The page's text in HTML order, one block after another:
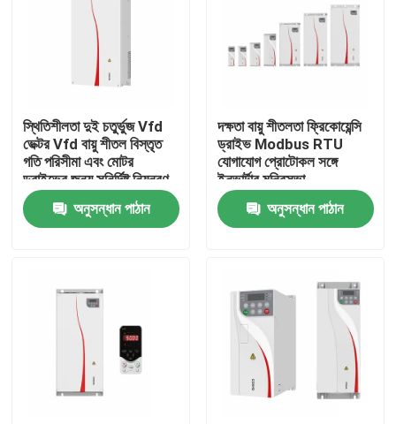
আমাদের সম্পর্কে
কারখানা পরিদর্শন
গুণমান নিয়ন্ত্রণ
একটি উদ্ধৃতি অনুরোধ করুন
স্থিতিশীলতা দুই চতুর্ভুজ Vfd
ভেক্টর Vfd বায়ু শীতল বিস্তৃত
গতি পরিসীমা এবং মোটর
ড্রাইভের জন্য সুনির্দিষ্ট নিয়ন্ত্রণ
অনুসন্ধান পাঠান
দক্ষতা বায়ু শীতলতা ফ্রিকোয়েন্সি
ড্রাইভ Modbus RTU
যোগাযোগ প্রোটোকল সঙ্গে
ইনভার্টার মন্ত্রিসভা
অনুসন্ধান পাঠান